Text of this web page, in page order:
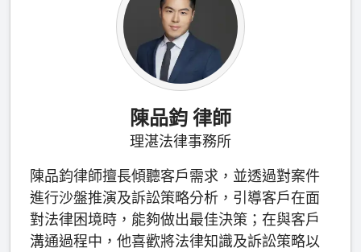
陳品鈞 律師
理湛法律事務所
陳品鈞律師擅長傾聽客戶需求，並透過對案件
進行沙盤推演及訴訟策略分析，引導客戶在面
對法律困境時，能夠做出最佳決策；在與客戶
溝通過程中，他喜歡將法律知識及訴訟策略以